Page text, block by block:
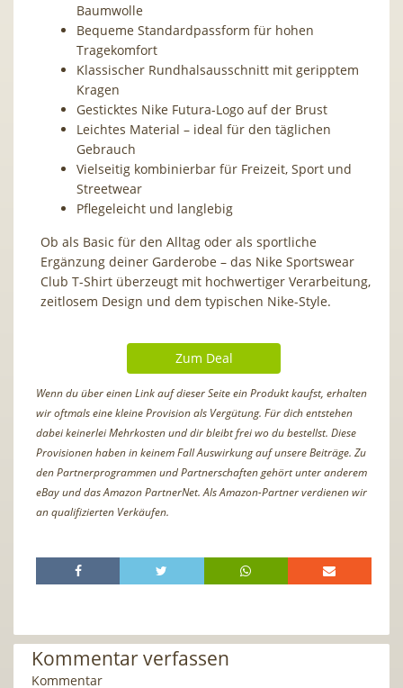
Baumwolle
Bequeme Standardpassform für hohen
Tragekomfort
Klassischer Rundhalsausschnitt mit geripptem
Kragen
Gesticktes Nike Futura-Logo auf der Brust
Leichtes Material – ideal für den täglichen
Gebrauch
Vielseitig kombinierbar für Freizeit, Sport und
Streetwear
Pflegeleicht und langlebig
Ob als Basic für den Alltag oder als sportliche
Ergänzung deiner Garderobe – das Nike Sportswear
Club T-Shirt überzeugt mit hochwertiger Verarbeitung,
zeitlosem Design und dem typischen Nike-Style.
Zum Deal
Wenn du über einen Link auf dieser Seite ein Produkt kaufst, erhalten
wir oftmals eine kleine Provision als Vergütung. Für dich entstehen
dabei keinerlei Mehrkosten und dir bleibt frei wo du bestellst. Diese
Provisionen haben in keinem Fall Auswirkung auf unsere Beiträge. Zu
den Partnerprogrammen und Partnerschaften gehört unter anderem
eBay und das Amazon PartnerNet. Als Amazon-Partner verdienen wir
an qualifizierten Verkäufen.
Kommentar verfassen
Kommentar